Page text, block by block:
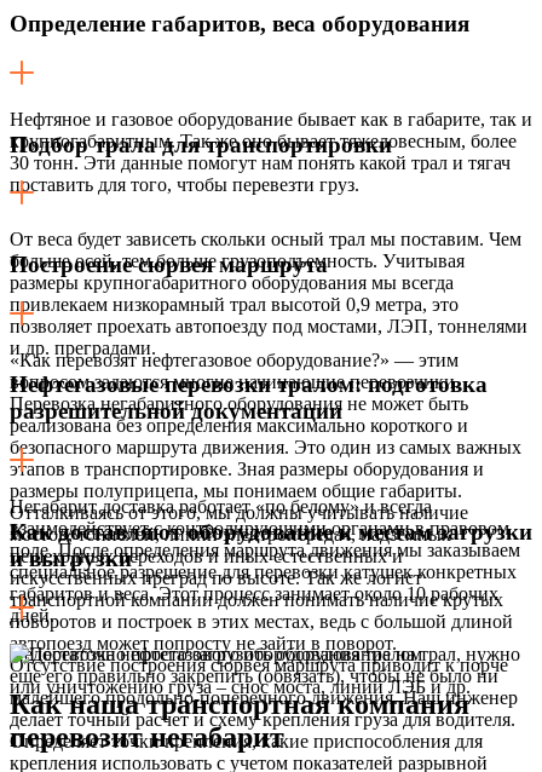
Определение габаритов, веса оборудования
Нефтяное и газовое оборудование бывает как в габарите, так и
крупногабаритным. Так же оно бывает тяжеловесным, более
30 тонн. Эти данные помогут нам понять какой трал и тягач
поставить для того, чтобы перевезти груз.
Подбор трала для транспортировки
От веса будет зависеть скольки осный трал мы поставим. Чем
больше осей, тем больше грузоподъемность. Учитывая
размеры крупногабаритного оборудования мы всегда
привлекаем низкорамный трал высотой 0,9 метра, это
позволяет проехать автопоезду под мостами, ЛЭП, тоннелями
и др. преградами.
Построение сюрвея маршрута
«Как перевозят нефтегазовое оборудование?» — этим
вопросом задаются многие начинающие перевозчики.
Перевозка негабаритного оборудования не может быть
реализована без определения максимально короткого и
безопасного маршрута движения. Это один из самых важных
этапов в транспортировке. Зная размеры оборудования и
размеры полуприцепа, мы понимаем общие габариты.
Отталкиваясь от этого, мы должны учитывать наличие
мостов, тоннелей, линий электропередач, надземных
пешеходных переходов и иных естественных и
искусственных преград по высоте. Так же логист
транспортной компании должен понимать наличие крутых
поворотов и построек в этих местах, ведь с большой длиной
автопоезд может попросту не зайти в поворот.
Отсутствие построения сюрвея маршрута приводит к порче
или уничтожению груза – снос моста, линий ЛЭБ и др.
Нефтегазовые перевозки тралом: подготовка
разрешительной документации
Негабарит доставка работает «по белому» и всегда
взаимодействует с контролирующими органами в правовом
поле. После определения маршрута движения мы заказываем
специальное разрешение для перевозки катушек конкретных
габаритов и веса. Этот процесс занимает около 10 рабочих
дней.
Как доставляют оборудование к местам загрузки
и выгрузки
Недостаточно просто загрузить оборудование на трал, нужно
еще его правильно закрепить (обвязать), чтобы не было ни
малейшего продольно-поперечного движения. Наш инженер
делает точный расчет и схему крепления груза для водителя.
Определяет точки крепления, какие приспособления для
крепления использовать с учетом показателей разрывной
Как наша транспортная компания
перевозит негабарит